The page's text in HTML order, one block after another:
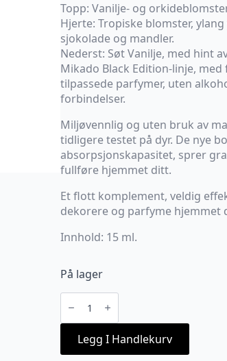
Topp: Vanilje- og
Hjerte: Tropiske blomster,
sjokolade og mandler.
Nederst: Søt Vanilje, med hint
Mikado Black Edition-linje,
tilpassede parfymer, uten
forbindelser.
Miljøvennlig og uten bruk av
tidligere testet på dyr. De nye
absorpsjonskapasitet, sprer
fullføre hjemmet ditt.
Et flott komplement, veldig
dekorere og parfyme hjemmet
Innhold: 15 ml.
På lager
Duftpinner
Vanilje
antall
Legg I Handlekurv